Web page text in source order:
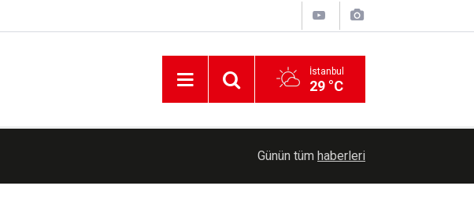
İstanbul
29 °C
sürdürüyor
Günün tüm haberleri